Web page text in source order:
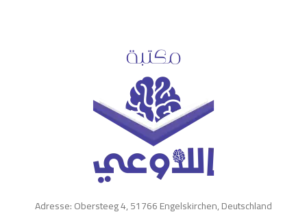
Adresse: Obersteeg 4, 51766 Engelskirchen, Deutschland